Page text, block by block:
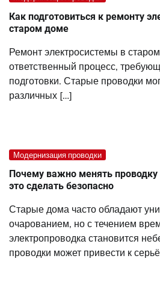
Как подготовиться к ремонту
старом доме
Ремонт электросистемы в
ответственный процесс,
подготовки. Старые проводки
различных […]
Модернизация проводки
Почему важно менять
это сделать безопасно
Старые дома часто обладают
очарованием, но с течением
электропроводка становится
проводки может привести к